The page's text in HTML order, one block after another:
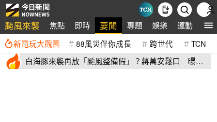
颱風來襲 焦點 即時 要聞 專題 娛樂 運動 全
新電玩大觀園 88風災伴你成長 跨世代 TCN
白海豚來襲再放「颱風整備假」？蔣萬安鬆口 曝這2